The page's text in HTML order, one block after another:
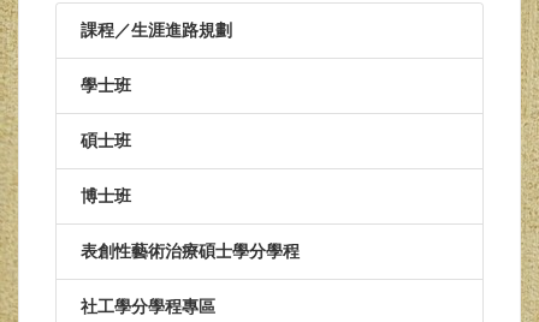
課程／生涯進路規劃
學士班
碩士班
博士班
表創性藝術治療碩士學分學程
社工學分學程專區